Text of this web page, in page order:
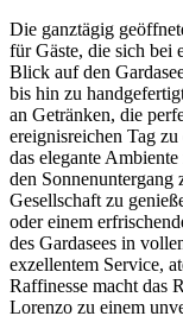
Die ganztägig
für Gäste, die sich bei
Blick auf den
bis hin zu
an Getränken, die
ereignisreichen Tag
das elegante
den Sonnenuntergang
Gesellschaft zu
oder einem
des Gardasees in
exzellentem Service,
Raffinesse macht das
Lorenzo zu einem